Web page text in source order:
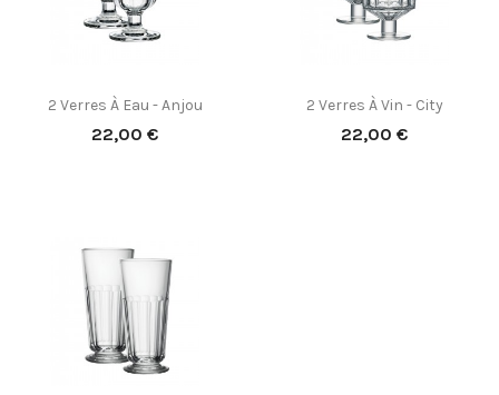
2 Verres À Eau - Anjou
Prix
22,00 €
2 Verres À Vin - City
Prix
22,00 €